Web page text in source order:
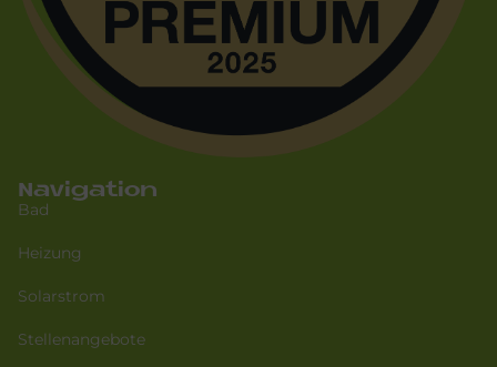
Navigation
Bad
Heizung
Solarstrom
Stellenangebote